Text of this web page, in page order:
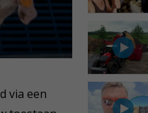
via een